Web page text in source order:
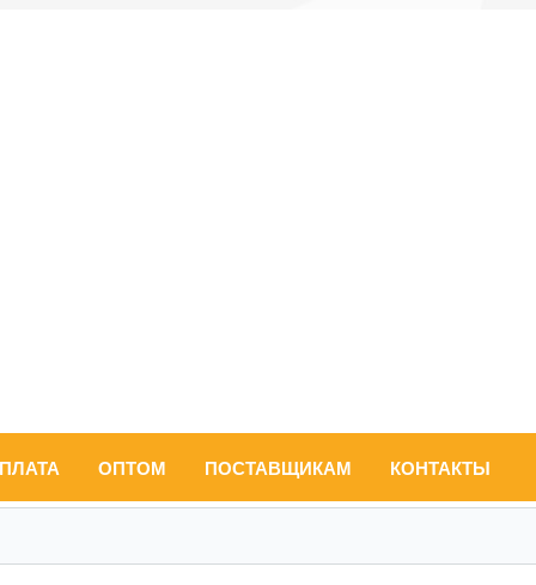
ОПТОМ ПОСТАВЩИКАМ КОНТАКТЫ